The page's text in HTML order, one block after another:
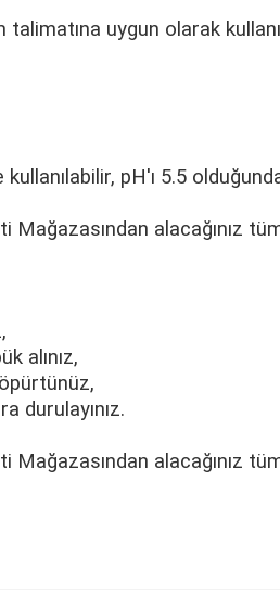
talimatına uygun olarak
pH'ı 5.5
Mağazasından alacağınız
alınız,
durulayınız.
Mağazasından alacağınız